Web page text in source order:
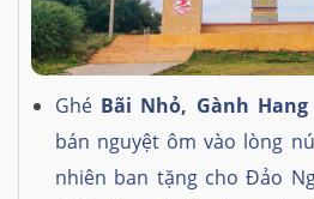
Ghé Bãi Nhỏ, Gành Hang
bán nguyệt ôm vào lòng
nhiên ban tặng cho Đảo